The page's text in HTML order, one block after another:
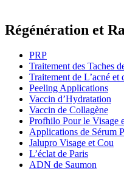
Régénération et
PRP
Traitement des Taches
Traitement de L’acné et
Peeling Applications
Vaccin d’Hydratation
Vaccin de Collagène
Profhilo Pour le Visage
Applications de Sérum
Jalupro Visage et Cou
L’éclat de Paris
ADN de Saumon